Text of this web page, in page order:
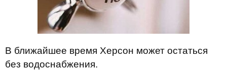
В ближайшее время Херсон может остаться
без водоснабжения.